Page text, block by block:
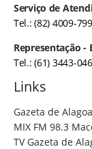
Serviço de
Tel.: (82) 4009-
Representação -
Tel.: (61) 3443-
Links
Gazeta de
MIX FM 98.3
TV Gazeta de